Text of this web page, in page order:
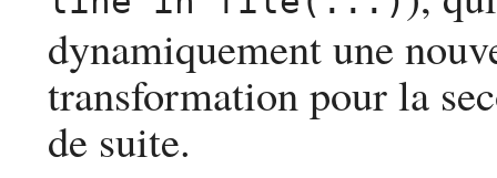
dynamiquement une
transformation pour la
de suite.